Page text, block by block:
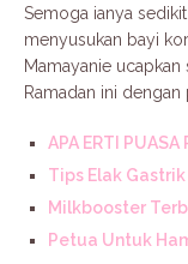
Semoga ianya
menyusukan bayi
Mamayanie
Ramadan ini dengan
APA ERTI PUASA
Tips Elak
Milkbooster
Petua Untuk